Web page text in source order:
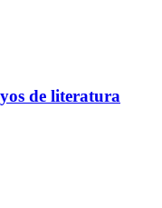
de literatura